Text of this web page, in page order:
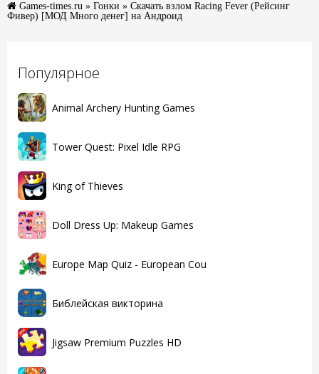
Популярное
Animal Archery Hunting Games
Tower Quest: Pixel Idle RPG
King of Thieves
Doll Dress Up: Makeup Games
Europe Map Quiz - European Cou
Библейская викторина
Jigsaw Premium Puzzles HD
Games-times.ru » Гонки » Скачать взлом Racing Fever (Рейсинг
Фивер) [МОД Много денег] на Андроид